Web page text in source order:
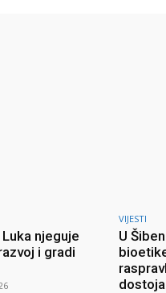
njeguje
i gradi
VIJESTI
U